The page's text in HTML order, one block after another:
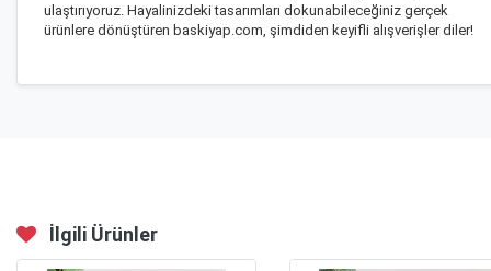
ulaştırıyoruz. Hayalinizdeki tasarımları dokunabileceğiniz gerçek
ürünlere dönüştüren baskiyap.com, şimdiden keyifli alışverişler diler!
İlgili Ürünler